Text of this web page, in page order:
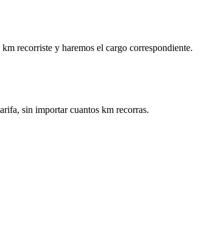
recorriste y haremos el cargo correspondiente.
sin importar cuantos km recorras.